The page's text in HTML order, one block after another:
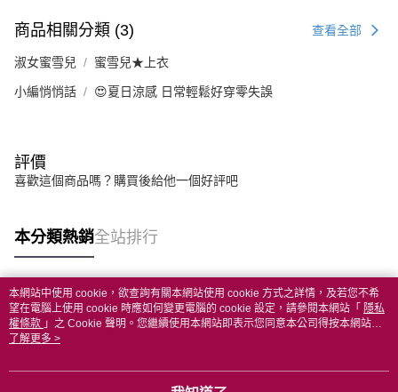
商品相關分類 (3) 查看全部
淑女蜜雪兒 蜜雪兒★上衣
小編悄悄話 😍夏日涼感 日常輕鬆好穿零失誤
評價
喜歡這個商品嗎？購買後給他一個好評吧
本分類熱銷全站排行
熱門標籤
本網站中使用 cookie，欲查詢有關本網站使用 cookie 方式之詳情，及若您不希
望在電腦上使用 cookie 時應如何變更電腦的 cookie 設定，請參閱本網站「 隱私
權條款 」之 Cookie 聲明。您繼續使用本網站即表示您同意本公司得按本網站使
用條款之 Cookie 聲明使用 cookie。
了解更多 >